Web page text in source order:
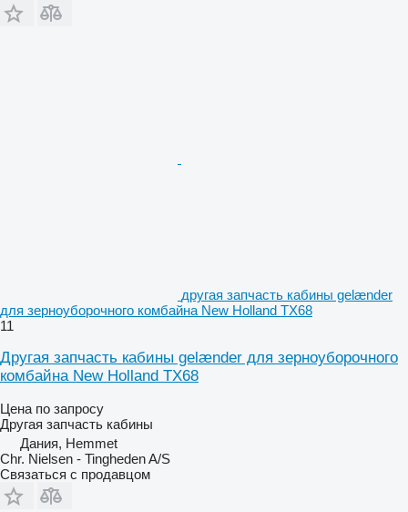
другая запчасть кабины gelænder
для зерноуборочного комбайна New Holland TX68
11
Другая запчасть кабины gelænder для зерноуборочного
комбайна New Holland TX68
Цена по запросу
Другая запчасть кабины
Дания, Hemmet
Chr. Nielsen - Tingheden A/S
Связаться с продавцом